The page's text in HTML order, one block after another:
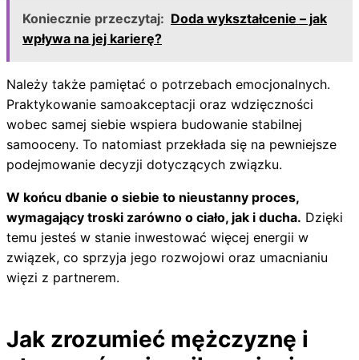
Koniecznie przeczytaj: Doda wykształcenie – jak
wpływa na jej karierę?
Należy także pamiętać o potrzebach emocjonalnych.
Praktykowanie samoakceptacji oraz wdzięczności
wobec samej siebie wspiera budowanie stabilnej
samooceny. To natomiast przekłada się na pewniejsze
podejmowanie decyzji dotyczących związku.
W końcu dbanie o siebie to nieustanny proces,
wymagający troski zarówno o ciało, jak i ducha. Dzięki
temu jesteś w stanie inwestować więcej energii w
związek, co sprzyja jego rozwojowi oraz umacnianiu
więzi z partnerem.
Jak zrozumieć mężczyznę i